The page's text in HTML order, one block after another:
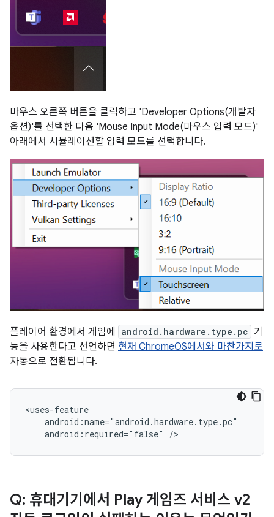
마우스 오른쪽 버튼을 클릭하고 'Developer Options(개발자
옵션)'를 선택한 다음 'Mouse Input Mode(마우스 입력 모드)'
아래에서 시뮬레이션할 입력 모드를 선택합니다.
플레이어 환경에서 게임에 android.hardware.type.pc 기
능을 사용한다고 선언하면 현재 ChromeOS에서와 마찬가지로
자동으로 전환됩니다.
android:required="false"
Q: 휴대기기에서 Play 게임즈 서비스 v2